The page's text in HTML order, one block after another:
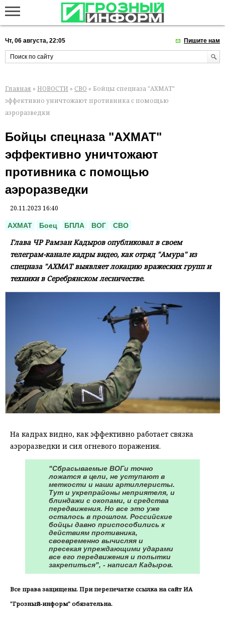
Чт, 06 августа, 22:05 Пишите нам
Главная » НОВОСТИ » СВО » Бойцы спецназа "АХМАТ"
эффективно уничтожают противника с помощью
аэроразведки
Бойцы спецназа "АХМАТ"
эффективно уничтожают
противника с помощью
аэроразведки
20.11.2023 16:40
АХМАТ Боец БПЛА ВОГ СВО
Глава ЧР Рамзан Кадыров опубликовал в своем
телеграм-канале кадры видео, как отряд "Амура" из
спецназа "АХМАТ выявляет локацию вражеских групп и
техники в Серебрянском лесничестве.
На кадрах видно, как эффективно работает связка
аэроразведки и сил огневого поражения.
"Сбрасываемые ВОГи точно
ложатся в цели, не уступают в
меткости и наши артиллеристы.
Тут и укрепрайоны неприятеля, и
блиндажи с окопами, и средства
передвижения. Но все это уже
осталось в прошлом. Российские
бойцы давно приспособились к
действиям противника,
своевременно вычисляя и
пресекая упреждающими ударами
все его передвижения и попытки
закрепиться", - написал Кадыров.
Все права защищены. При перепечатке ссылка на сайт ИА
"Грозный-информ" обязательна.